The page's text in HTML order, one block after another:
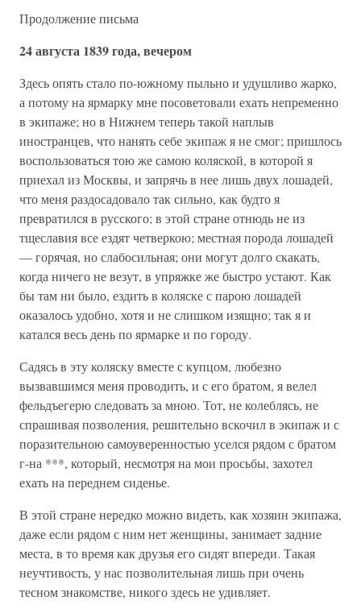
Продолжение письма
24 августа 1839 года, вечером
Здесь опять стало по-южному пыльно и удушливо жарко,
а потому на ярмарку мне посоветовали ехать непременно
в экипаже; но в Нижнем теперь такой наплыв
иностранцев, что нанять себе экипаж я не смог; пришлось
воспользоваться тою же самою коляской, в которой я
приехал из Москвы, и запрячь в нее лишь двух лошадей,
что меня раздосадовало так сильно, как будто я
превратился в русского; в этой стране отнюдь не из
тщеславия все ездят четверкою; местная порода лошадей
— горячая, но слабосильная; они могут долго скакать,
когда ничего не везут, в упряжке же быстро устают. Как
бы там ни было, ездить в коляске с парою лошадей
оказалось удобно, хотя и не слишком изящно; так я и
катался весь день по ярмарке и по городу.
Садясь в эту коляску вместе с купцом, любезно
вызвавшимся меня проводить, и с его братом, я велел
фельдъегерю следовать за мною. Тот, не колеблясь, не
спрашивая позволения, решительно вскочил в экипаж и с
поразительною самоуверенностью уселся рядом с братом
г-на ***, который, несмотря на мои просьбы, захотел
ехать на переднем сиденье.
В этой стране нередко можно видеть, как хозяин экипажа,
даже если рядом с ним нет женщины, занимает задние
места, в то время как друзья его сидят впереди. Такая
неучтивость, у нас позволительная лишь при очень
тесном знакомстве, никого здесь не удивляет.